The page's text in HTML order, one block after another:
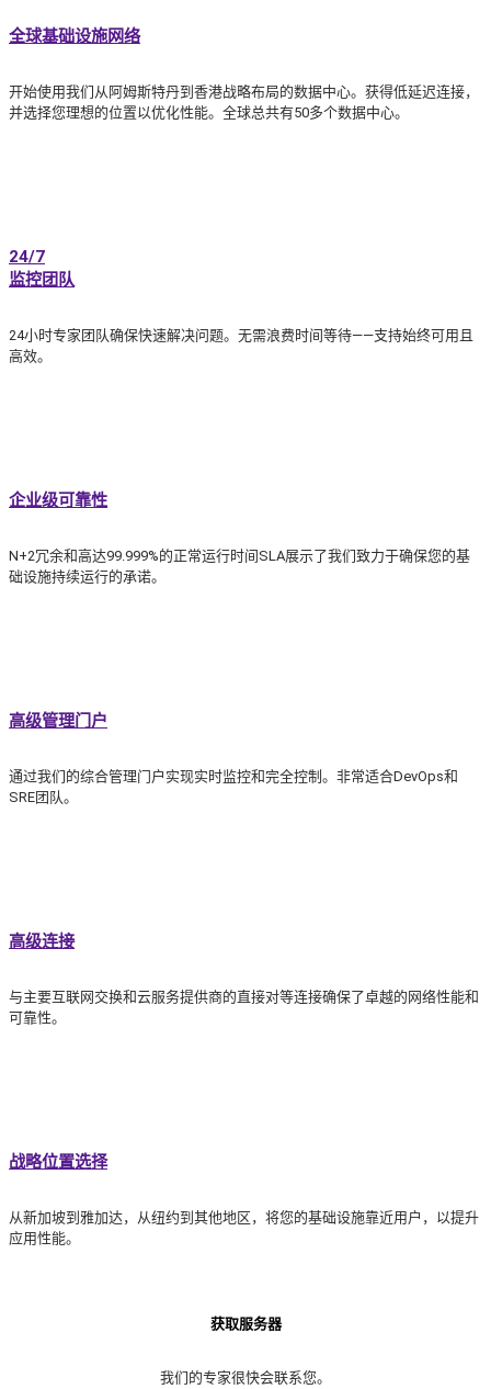
全球基础设施网络
开始使用我们从阿姆斯特丹到香港战略布局的数据中心。获得低延迟连接，
并选择您理想的位置以优化性能。全球总共有50多个数据中心。
24/7
监控团队
24小时专家团队确保快速解决问题。无需浪费时间等待——支持始终可用且
高效。
企业级可靠性
N+2冗余和高达99.999%的正常运行时间SLA展示了我们致力于确保您的基
础设施持续运行的承诺。
高级管理门户
通过我们的综合管理门户实现实时监控和完全控制。非常适合DevOps和
SRE团队。
高级连接
与主要互联网交换和云服务提供商的直接对等连接确保了卓越的网络性能和
可靠性。
战略位置选择
从新加坡到雅加达，从纽约到其他地区，将您的基础设施靠近用户，以提升
应用性能。
获取服务器
我们的专家很快会联系您。